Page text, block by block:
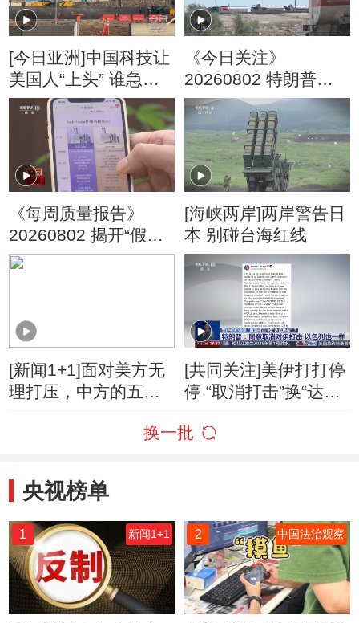
[今日亚洲]中国科技让
美国人“上头” 谁急
了？
《今日关注》
20260802 特朗普叫
停“最大规模”打击 伊
朗称摧毁美军F-35战
机
《每周质量报告》
20260802 揭开“假洋
牌”的真面目
[海峡两岸]两岸警告日
本 别碰台海红线
[新闻1+1]面对美方无
理打压，中方的五项
[共同关注]美伊打打停
停 “取消打击”换“达成
取消对伊打击 以色列
换一批
央视榜单
1 新闻1+1 2 中国法治观察